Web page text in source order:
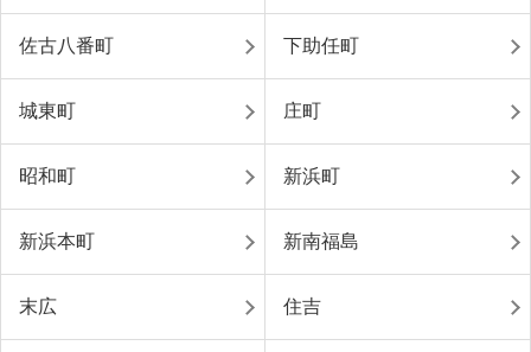
佐古八番町 下助任町
城東町 庄町
昭和町 新浜町
新浜本町 新南福島
末広 住吉